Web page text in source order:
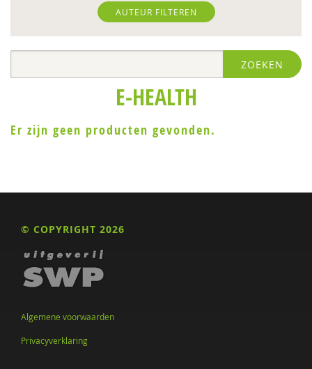
AUTEUR FILTEREN
ZOEKEN
E-HEALTH
Er zijn geen producten gevonden.
© COPYRIGHT 2026
Algemene voorwaarden
Privacyverklaring